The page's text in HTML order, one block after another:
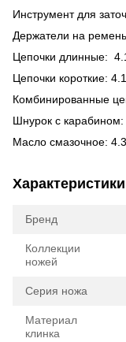
Инструмент для
Держатели на
Цепочки длинные:
Цепочки короткие:
Комбинированные
Шнурок с
Масло смазочное:
Характеристики
Бренд
Коллекции
ножей
Серия ножа
Материал
клинка